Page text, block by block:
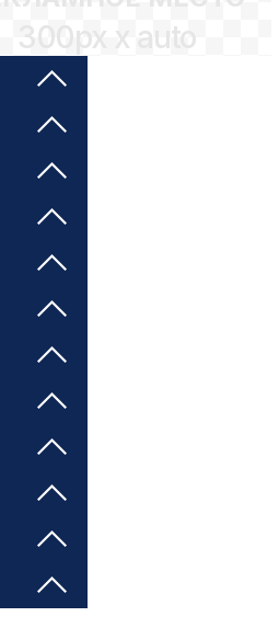
300px x auto